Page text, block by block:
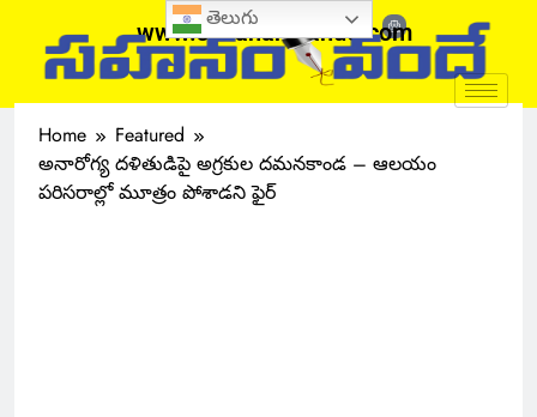
www.sahanamvande.com
Home
Featured
అనారోగ్య దళితుడిపై అగ్రకుల దమనకాండ – ఆలయం
పరిసరాల్లో మూత్రం పోశాడని ఫైర్
తెలుగు